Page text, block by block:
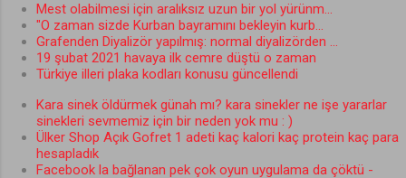
r
u
m
a
r
Mest olabilmesi için aralıksız uzun bir yol yürünm...
"O zaman sizde Kurban bayramını bekleyin kurb...
Grafenden Diyalizör yapılmış: normal diyalizörden ...
19 şubat 2021 havaya ilk cemre düştü o zaman
Türkiye illeri plaka kodları konusu güncellendi
Kara sinek öldürmek günah mı? kara sinekler ne işe yararlar
sinekleri sevmemiz için bir neden yok mu : )
Ülker Shop Açık Gofret 1 adeti kaç kalori kaç protein kaç para
hesapladık
Facebook la bağlanan pek çok oyun uygulama da çöktü -